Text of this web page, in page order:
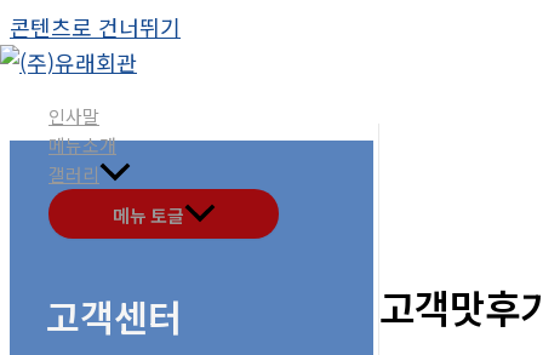
콘텐츠로 건너뛰기
인사말
메뉴소개
갤러리
메뉴 토글
고객센터 고객맛후